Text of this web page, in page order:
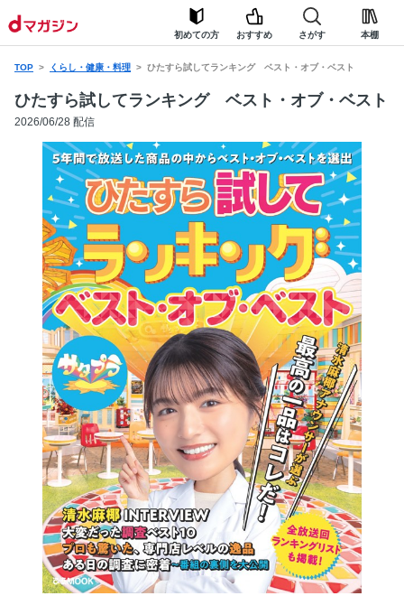
初めての方 おすすめ さがす 本棚
TOP くらし・健康・料理 ひたすら試してランキング ベスト・オブ・ベスト
ひたすら試してランキング ベスト・オブ・ベスト
2026/06/28 配信